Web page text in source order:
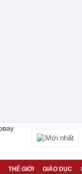
Mới nhất
THẾ GIỚI GIÁO DỤC